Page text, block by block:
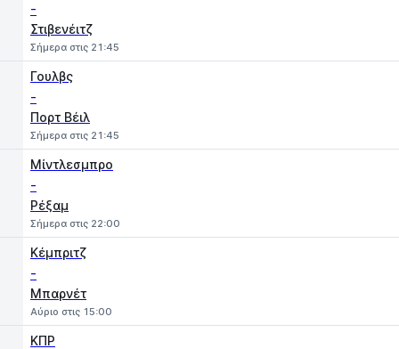
-
Στιβενέιτζ
Σήμερα στις 21:45
Γουλβς
-
Πορτ Βέιλ
Σήμερα στις 21:45
Μίντλεσμπρο
-
Ρέξαμ
Σήμερα στις 22:00
Κέμπριτζ
-
Μπαρνέτ
Αύριο στις 15:00
ΚΠΡ